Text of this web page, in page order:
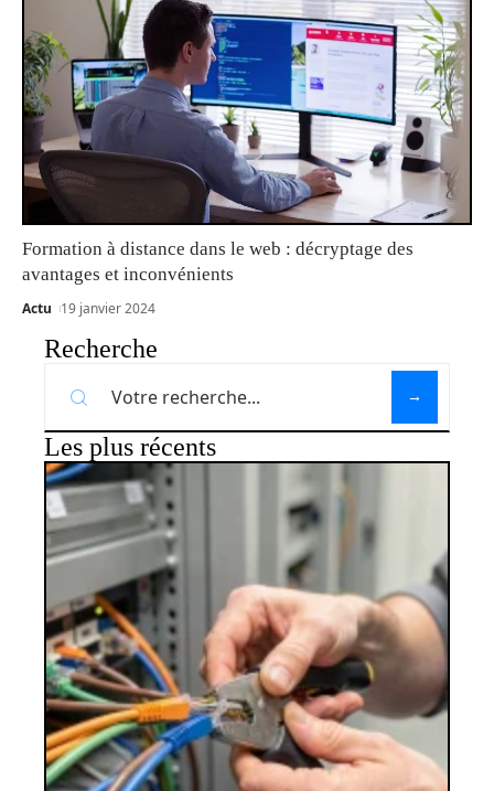
Formation à distance dans le web : décryptage des
avantages et inconvénients
Actu 19 janvier 2024
Recherche
Les plus récents